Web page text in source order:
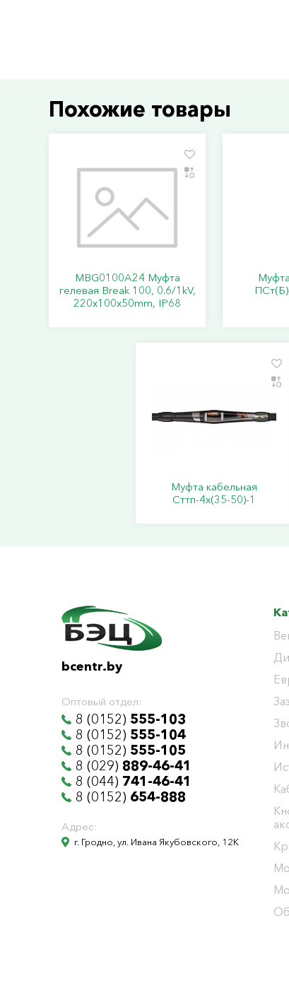
Похожие товары
MBG0100A24 Муфта
гелевая Break 100, 0.6/1kV,
220x100x50mm, IP68
Муфта кабельная
Сттп-4х(35-50)-1
bcentr.by
Оптовый отдел:
8 (0152) 555-103
8 (0152) 555-104
8 (0152) 555-105
8 (029) 889-46-41
8 (044) 741-46-41
8 (0152) 654-888
Адрес:
г. Гродно, ул. Ивана Якубовского, 12К